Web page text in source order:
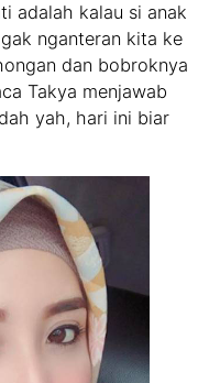
adalah kalau si anak
nganteran kita ke
dan bobroknya
Takya menjawab
yah, hari ini biar